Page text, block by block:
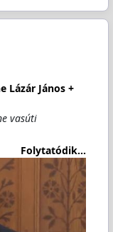
Lázár János +
vasúti
Folytatódik...